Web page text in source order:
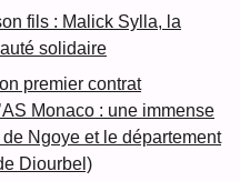
fils : Malick Sylla, la
solidaire
premier contrat
Monaco : une immense
Ngoye et le département
Diourbel)